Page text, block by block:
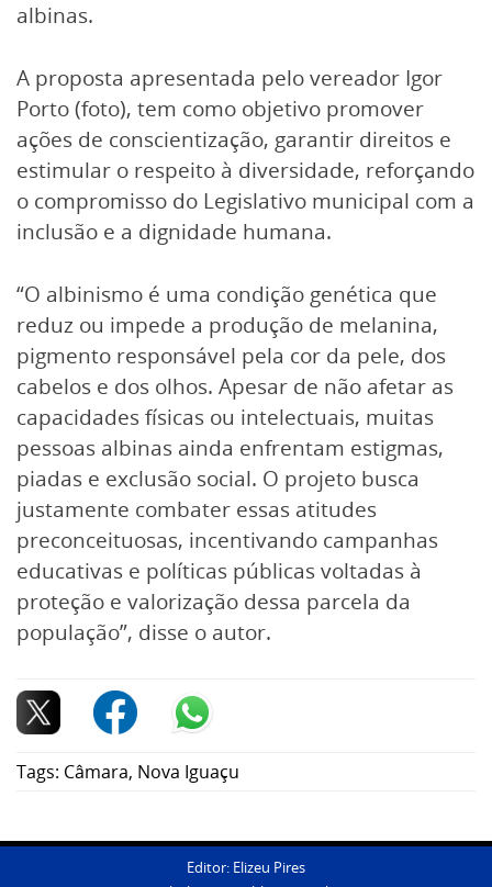
albinas.
A proposta apresentada pelo vereador Igor
Porto (foto), tem como objetivo promover
ações de conscientização, garantir direitos e
estimular o respeito à diversidade, reforçando
o compromisso do Legislativo municipal com a
inclusão e a dignidade humana.
“O albinismo é uma condição genética que
reduz ou impede a produção de melanina,
pigmento responsável pela cor da pele, dos
cabelos e dos olhos. Apesar de não afetar as
capacidades físicas ou intelectuais, muitas
pessoas albinas ainda enfrentam estigmas,
piadas e exclusão social. O projeto busca
justamente combater essas atitudes
preconceituosas, incentivando campanhas
educativas e políticas públicas voltadas à
proteção e valorização dessa parcela da
população”, disse o autor.
Tags: Câmara, Nova Iguaçu
Editor: Elizeu Pires